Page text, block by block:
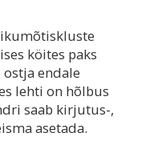
köites paks
endale
lehti on hõlbus
saab kirjutus-,
asetada.